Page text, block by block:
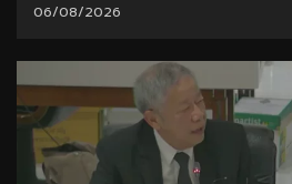
06/08/2026